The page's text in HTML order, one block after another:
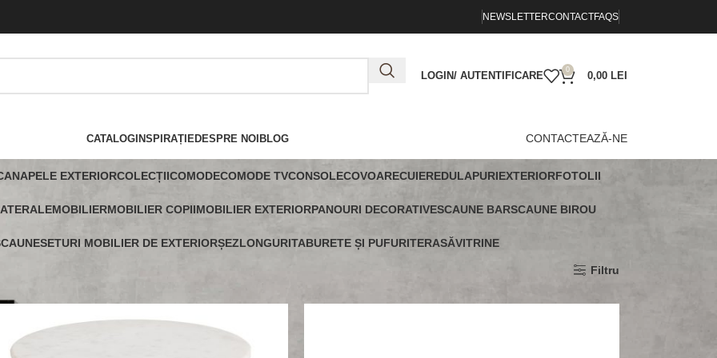
NEWSLETTERCONTACTFAQS
LOGIN/ AUTENTIFICARE
0
0,00 LEI
CATALOGINSPIRAȚIEDESPRE NOIBLOG CONTACTEAZĂ-NE
EXTERIORCOLECȚIICOMODECOMODE TVCONSOLECOVOARECUIEREDULAPURIEXTERIORFOTOLII
MOBILIERMOBILIER COPIIMOBILIER EXTERIORPANOURI DECORATIVESCAUNE BARSCAUNE BIROU
SETURI MOBILIER DE EXTERIORȘEZLONGURITABURETE ȘI PUFURITERASĂVITRINE
Filtru